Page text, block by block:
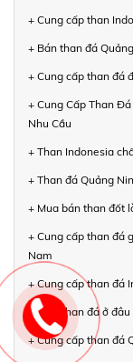
+ Cung cấp than
+ Bán than đá
+ Cung cấp than đá
+ Cung Cấp Than
Nhu Cầu
+ Than Indonesia
+ Than đá Quảng
+ Mua bán than đốt
+ Cung cấp than đá
Nam
+ Cung cấp than đá
+ Mua than đá ở
+ Cung cấp than đá